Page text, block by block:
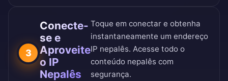
3
Conecte-
se e
Aproveite
o IP
Nepalês
Toque em conectar e obtenha
instantaneamente um endereço
IP nepalês. Acesse todo o
conteúdo nepalês com
segurança.